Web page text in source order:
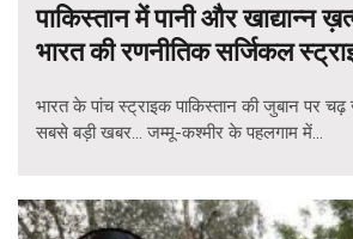
पाकिस्तान में पानी और खाद्यान्न
भारत की रणनीतिक सर्जिकल
भारत के पांच स्ट्राइक पाकिस्तान की जुबान पर
सबसे बड़ी खबर... जम्मू-कश्मीर के पहलगाम में...